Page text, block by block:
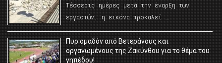
Τέσσερις ημέρες μετά την έναρξη των
εργασιών, η εικόνα προκαλεί …
Πυρ ομαδόν από Βετεράνους και
οργανωμένους της Ζακύνθου για το θέμα του
γηπέδου!